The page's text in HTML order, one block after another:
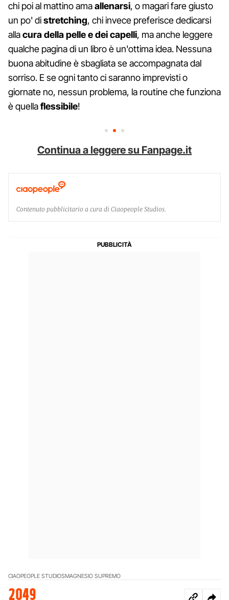
chi poi al mattino amaallenarsi, o magari fare giusto
un po' distretching, chi invece preferisce dedicarsi
allacura della pelle e dei capelli, ma anche leggere
qualche pagina di un libro è un'ottima idea. Nessuna
buona abitudine è sbagliata se accompagnata dal
sorriso. E se ogni tanto ci saranno imprevisti o
giornate no, nessun problema, la routine che funziona
è quellaflessibile!
Continua a leggere su Fanpage.it
Contenuto pubblicitario a cura di Ciaopeople Studios.
CIAOPEOPLE STUDIOSMAGNESIO SUPREMO
2049